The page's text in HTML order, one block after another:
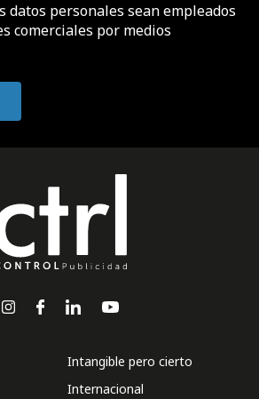
datos personales sean empleados
comerciales por medios
Intangible pero cierto
Internacional